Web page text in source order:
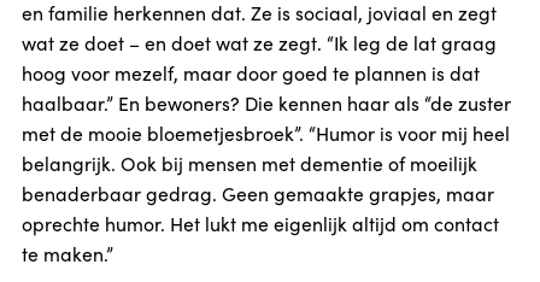
en familie herkennen dat. Ze is sociaal, joviaal en zegt
wat ze doet – en doet wat ze zegt. “Ik leg de lat graag
hoog voor mezelf, maar door goed te plannen is dat
haalbaar.” En bewoners? Die kennen haar als “de zuster
met de mooie bloemetjesbroek”. “Humor is voor mij heel
belangrijk. Ook bij mensen met dementie of moeilijk
benaderbaar gedrag. Geen gemaakte grapjes, maar
oprechte humor. Het lukt me eigenlijk altijd om contact
te maken.”